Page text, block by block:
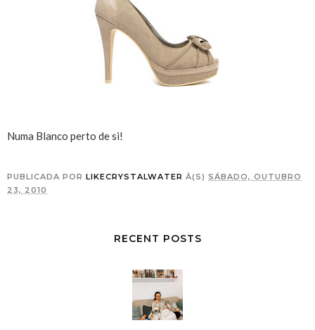
Numa Blanco perto de si!
PUBLICADA POR LIKECRYSTALWATER À(S) SÁBADO, OUTUBRO
23, 2010
RECENT POSTS